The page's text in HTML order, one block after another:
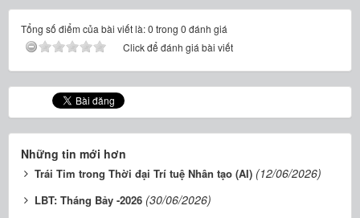
Tổng số điểm của bài viết là: 0 trong 0 đánh giá
Click để đánh giá bài viết
Những tin mới hơn
Trái Tim trong Thời đại Trí tuệ Nhân tạo (AI) (12/06/2026)
LBT: Tháng Bảy -2026 (30/06/2026)